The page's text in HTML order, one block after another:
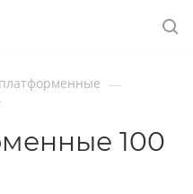
—
100